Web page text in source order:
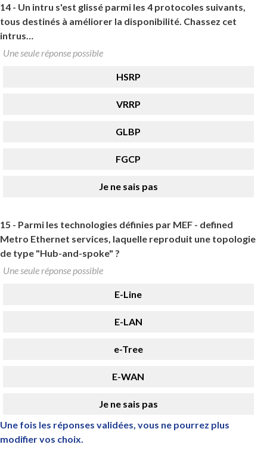
14 - Un intru s'est glissé parmi les 4 protocoles suivants,
tous destinés à améliorer la disponibilité. Chassez cet
intrus…
Une seule réponse possible
HSRP
VRRP
GLBP
FGCP
Je ne sais pas
15 - Parmi les technologies définies par MEF - defined
Metro Ethernet services, laquelle reproduit une topologie
de type "Hub-and-spoke" ?
Une seule réponse possible
E-Line
E-LAN
e-Tree
E-WAN
Je ne sais pas
Une fois les réponses validées, vous ne pourrez plus
modifier vos choix.